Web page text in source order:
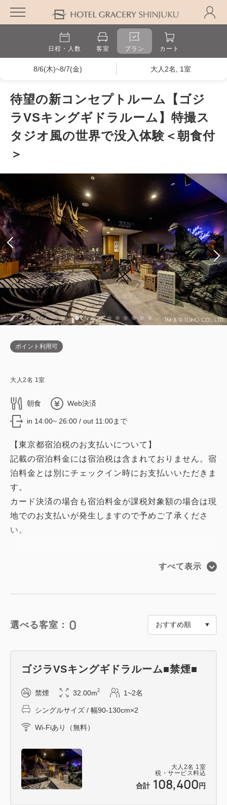
日程・人数 客室 プラン カート
8/6(木)~8/7(金) 大人2名, 1室
待望の新コンセプトルーム【ゴジ
ラVSキングギドラルーム】特撮ス
タジオ風の世界で没入体験＜朝食付
＞
ポイント利用可
大人 2名 1 室
朝食 Web決済
in 14:00~ 26:00 / out 11:00まで
【東京都宿泊税のお支払いについて】
記載の宿泊料金には宿泊税は含まれておりません。宿
泊料金とは別にチェックイン時にお支払いいただきま
す。
カード決済の場合も宿泊料金が課税対象額の場合は現
地でのお支払いが発生しますので予めご了承くださ
い。
映画制作の裏側をのぞいたような空間となっており、
ラがお客様をお迎えいたします。
ビルに見立てた椅子を動かし、照明や音響を入れて映
画監督さながらの没入体験をお楽しみいただけます。
【特典】 オリジナルグッズ！！ 「ゴジラVSキングギ
レイスリー新宿オリジナルのグッズをご用意していま
す。
すべて表示
選べる客室： 0
大人 2名 1 室
税・サービス料込
合計 108,400 円
ゴジラVSキングギドラルーム■禁煙■
禁煙 32.00m2 1~2名
シングルサイズ / 幅90-130cm×2
Wi-Fiあり（無料）